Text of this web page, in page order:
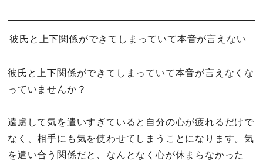
彼氏と上下関係ができてしまっていて本音が言えない
彼氏と上下関係ができてしまっていて本音が言えなくな
っていませんか？
遠慮して気を遣いすぎていると自分の心が疲れるだけで
なく、相手にも気を使わせてしまうことになります。気
を遣い合う関係だと、なんとなく心が休まらなかった